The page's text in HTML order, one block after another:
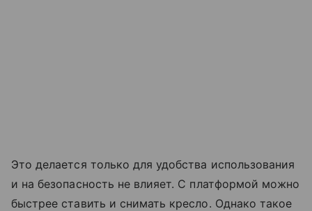
Это делается только для удобства использования
и на безопасность не влияет. С платформой можно
быстрее ставить и снимать кресло. Однако такое